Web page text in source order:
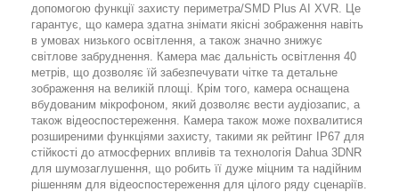
допомогою функції захисту периметра/SMD Plus AI XVR. Це
гарантує, що камера здатна знімати якісні зображення навіть
в умовах низького освітлення, а також значно знижує
світлове забруднення. Камера має дальність освітлення 40
метрів, що дозволяє їй забезпечувати чітке та детальне
зображення на великій площі. Крім того, камера оснащена
вбудованим мікрофоном, який дозволяє вести аудіозапис, а
також відеоспостереження. Камера також може похвалитися
розширеними функціями захисту, такими як рейтинг IP67 для
стійкості до атмосферних впливів та технологія Dahua 3DNR
для шумозаглушення, що робить її дуже міцним та надійним
рішенням для відеоспостереження для цілого ряду сценаріїв.